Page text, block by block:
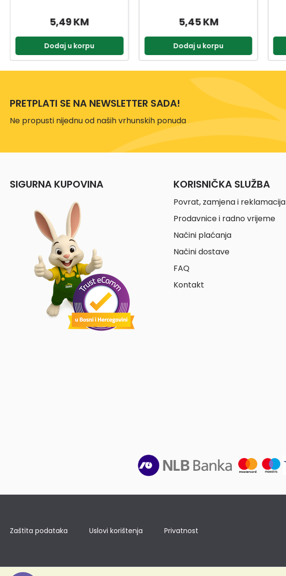
5,45 KM
Dodaj u korpu
2,00 KM
Dodaj u korpu
PRETPLATI SE NA NEWSLETTER SADA!
Ne propusti nijednu od naših vrhunskih ponuda
SIGURNA KUPOVINA KORISNIČKA SLUŽBA
Povrat, zamjena i reklamacija
Prodavnice i radno vrijeme
Načini plaćanja
Načini dostave
FAQ
Kontakt
Zaštita podataka Uslovi korištenja Privatnost